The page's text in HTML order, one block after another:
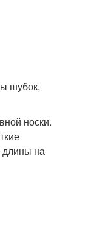
шубок,
носки.
длины на